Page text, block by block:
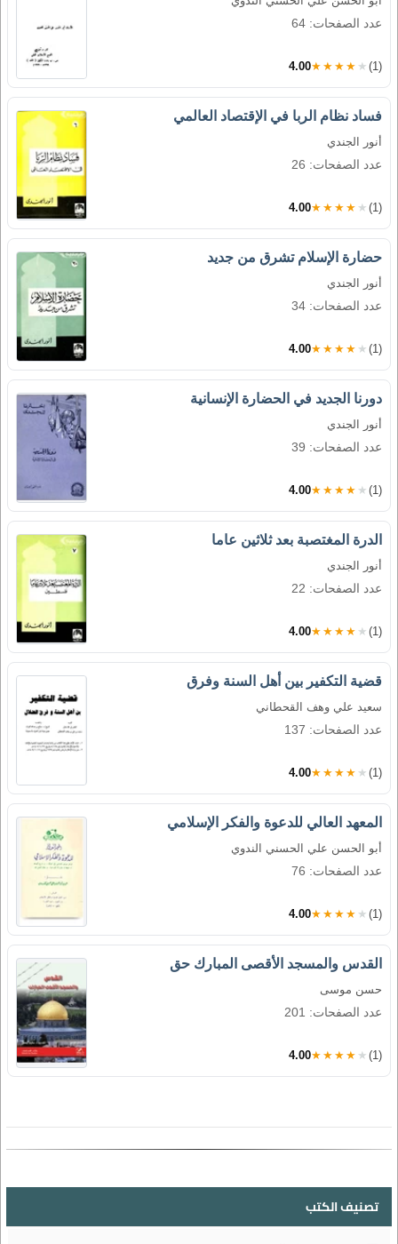
عدد الصفحات: 64
4.00★★★★★ (1)
فساد نظام الربا في الإقتصاد العالمي
أنور الجندي
عدد الصفحات: 26
4.00★★★★★ (1)
حضارة الإسلام تشرق من جديد
أنور الجندي
عدد الصفحات: 34
4.00★★★★★ (1)
دورنا الجديد في الحضارة الإنسانية
أنور الجندي
عدد الصفحات: 39
4.00★★★★★ (1)
الدرة المغتصبة بعد ثلاثين عاما
أنور الجندي
عدد الصفحات: 22
4.00★★★★★ (1)
قضية التكفير بين أهل السنة وفرق
سعيد علي وهف القحطاني
عدد الصفحات: 137
4.00★★★★★ (1)
المعهد العالي للدعوة والفكر الإسلامي
أبو الحسن علي الحسني الندوي
عدد الصفحات: 76
4.00★★★★★ (1)
القدس والمسجد الأقصى المبارك حق
حسن موسى
عدد الصفحات: 201
4.00★★★★★ (1)
تصنيف الكتب